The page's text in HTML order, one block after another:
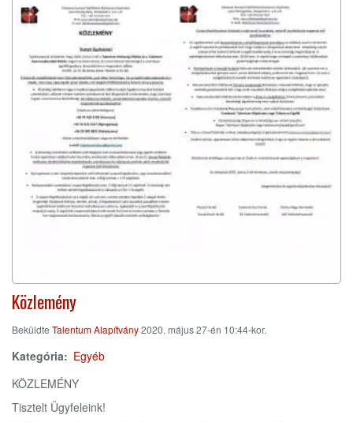
Közlemény
Beküldte Talentum Alapítvány2020. május 27-én 10:44-kor.
Kategória
Egyéb
KÖZLEMÉNY
Tisztelt Ügyfeleink!